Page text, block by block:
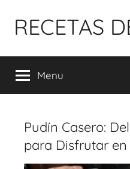
para
conteúdo
RECETAS
Menu
Pudín Casero:
para Disfrutar en